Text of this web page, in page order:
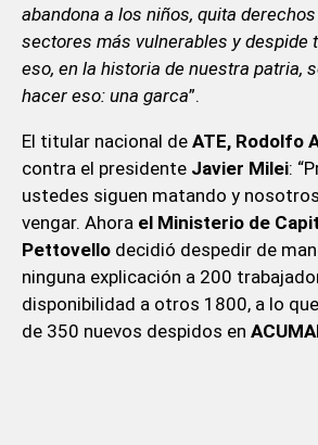
abandona a los niños, quita
sectores más vulnerables y despide
eso, en la historia de nuestra patria,
hacer eso: una garca”.
El titular nacional de ATE, Rodolfo
contra el presidente Javier Milei:
ustedes siguen matando y
vengar. Ahora el Ministerio de
Pettovellodecidió despedir de
ninguna explicación a 200
disponibilidad a otros 1800, a lo
de 350 nuevos despidos en